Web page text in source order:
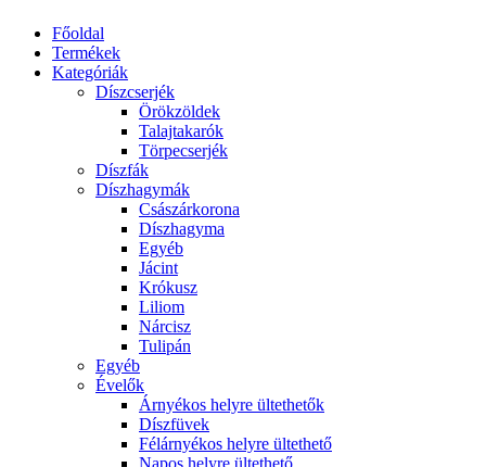
Főoldal
Termékek
Kategóriák
Díszcserjék
Örökzöldek
Talajtakarók
Törpecserjék
Díszfák
Díszhagymák
Császárkorona
Díszhagyma
Egyéb
Jácint
Krókusz
Liliom
Nárcisz
Tulipán
Egyéb
Évelők
Árnyékos helyre ültethetők
Díszfüvek
Félárnyékos helyre ültethető
Napos helyre ültethető